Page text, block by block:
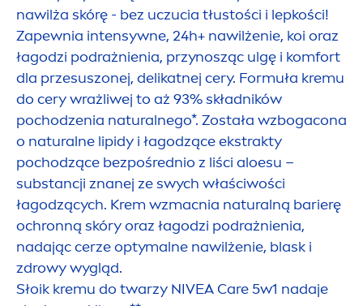
nawilża skórę - bez uczucia tłustości i lepkości!
Zapewnia intensywne, 24h+ nawilżenie, koi oraz
łagodzi podrażnienia, przynosząc ulgę i komfort
dla przesuszonej, delikatnej cery. Formuła kremu
do cery wrażliwej to aż 93% składników
pochodzenia naturalnego*. Została wzbogacona
o naturalne lipidy i łagodzące ekstrakty
pochodzące bezpośrednio z liści aloesu –
substancji znanej ze swych właściwości
łagodzących. Krem wzmacnia naturalną barierę
ochronną skóry oraz łagodzi podrażnienia,
nadając cerze optymalne nawilżenie, blask i
zdrowy wygląd.
Słoik kremu do twarzy NIVEA Care5w1 nadaje